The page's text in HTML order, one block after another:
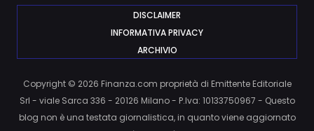
DISCLAIMER
INFORMATIVA PRIVACY
ARCHIVIO
Copyright © 2026 Finanza.com proprietà di Emittente Editoriale
Srl - viale Sarca 336 - 20126 Milano - P.Iva: 10133750967 - Questo
blog non è una testata giornalistica, in quanto viene aggiornato